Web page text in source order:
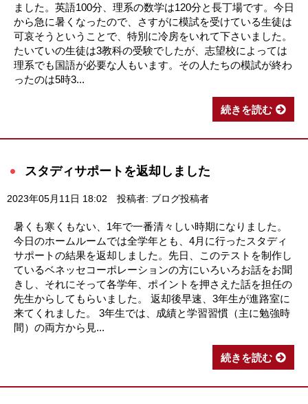
ました。英語100分、理系の数学は120分と長丁場です。今日
から急に暑くなったので、さすがに模試を受けている生徒は
可哀そうということで、特別に冷房をいれて下さいました。
たいていの生徒は3教科の受験でしたが、志望校によっては
理系でも国語が必要な人もいます。その人たちの模試が終わ
ったのは5時3...
続きを読む
スタディサポートを返却しました
2023年05月11日 18:02 投稿者: ブログ投稿者
暑くも寒くもない、1年で一番清々しい時期になりました。
今日のホームルームでは全学年とも、4月に行ったスタディ
サポートの結果を返却しました。先日、このテストを制作し
ているベネッセコーポレーションの方にいろいろお話をお聞
きし、それにそって各学年、ポイントを押さえた話を担任の
先生からしてもらいました。 返却後早速、3年生が進路室に
来てくれました。 3年生では、成績と学習習慣（主に勉強時
間）の両方から見...
続きを読む